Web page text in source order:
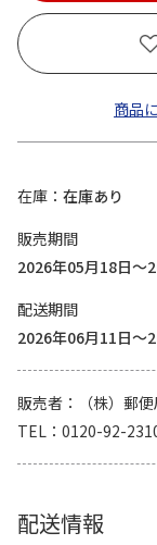
商品
在庫
在庫あり
販売期間
2026年05月18日～
配送期間
2026年06月11日～
販売者
（株）郵
TEL
0120-92-
配送情報